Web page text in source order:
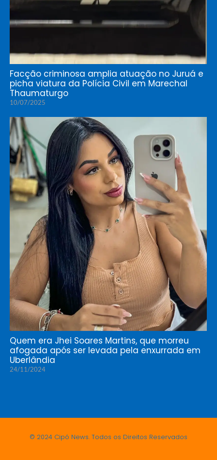
Facção criminosa amplia atuação no Juruá e
picha viatura da Polícia Civil em Marechal
Thaumaturgo
10/07/2025
Quem era Jhei Soares Martins, que morreu
afogada após ser levada pela enxurrada em
Uberlândia
24/11/2024
© 2024 Cipó News. Todos os Direitos Reservados